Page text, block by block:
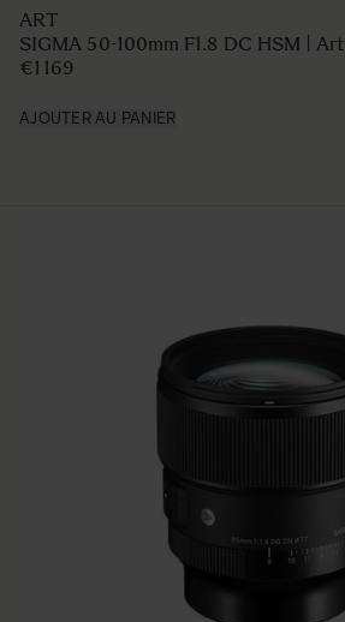
ART
SIGMA 50-100mm F1.8 DC HSM | Art
€1 169
AJOUTER AU PANIER